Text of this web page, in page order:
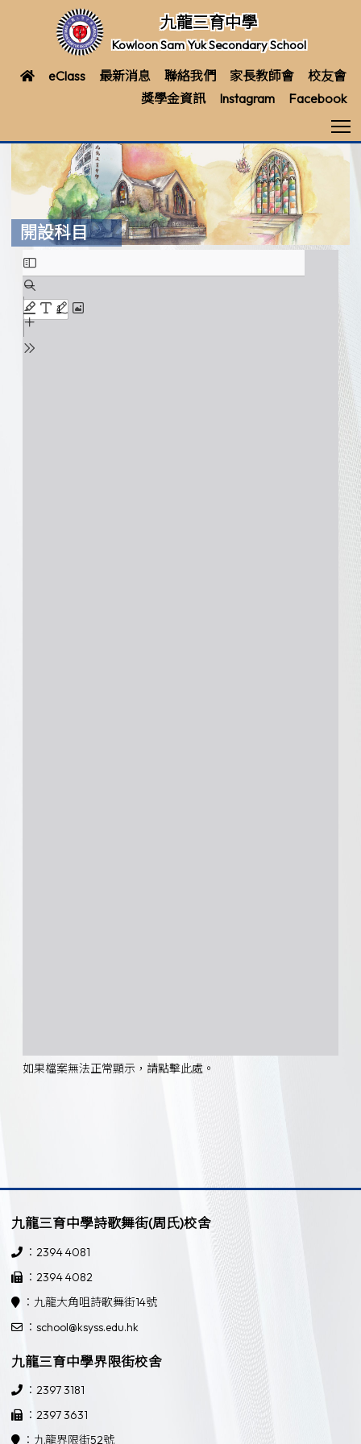
九龍三育中學
Kowloon Sam Yuk Secondary School
eClass 最新消息 聯絡我們 家長教師會
校友會
獎學金資訊
Instagram Facebook
開設科目
如果檔案無法正常顯示，請點擊此處。
九龍三育中學詩歌舞街(周氏)校舍
：2394 4081
：2394 4082
：九龍大角咀詩歌舞街14號
：school@ksyss.edu.hk
九龍三育中學界限街校舍
：2397 3181
：2397 3631
：九龍界限街52號